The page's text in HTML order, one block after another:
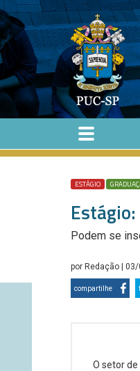
Pular para o conteúdo
ESTÁGIO
Podem se
por Redação |
compartilhe
O setor